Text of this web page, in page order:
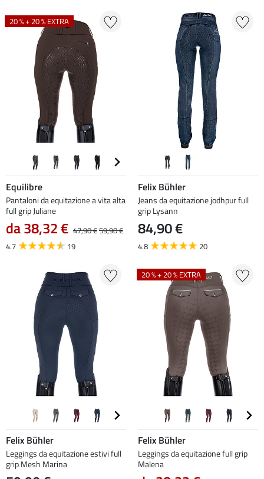
20 % + 20 % EXTRA
Equilibre
Pantaloni da equitazione a vita alta
full grip Juliane
da 38,32 € 47,90 €59,90 €
4.7
19
Felix Bühler
Jeans da equitazione jodhpur full
grip Lysann
84,90 €
4.8 20
Felix Bühler
Leggings da equitazione estivi full
grip Mesh Marina
20 % + 20 % EXTRA
Felix Bühler
Leggings da equitazione full grip
Malena